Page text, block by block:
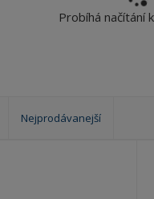
Probíhá načítání
Nejprodávanejší